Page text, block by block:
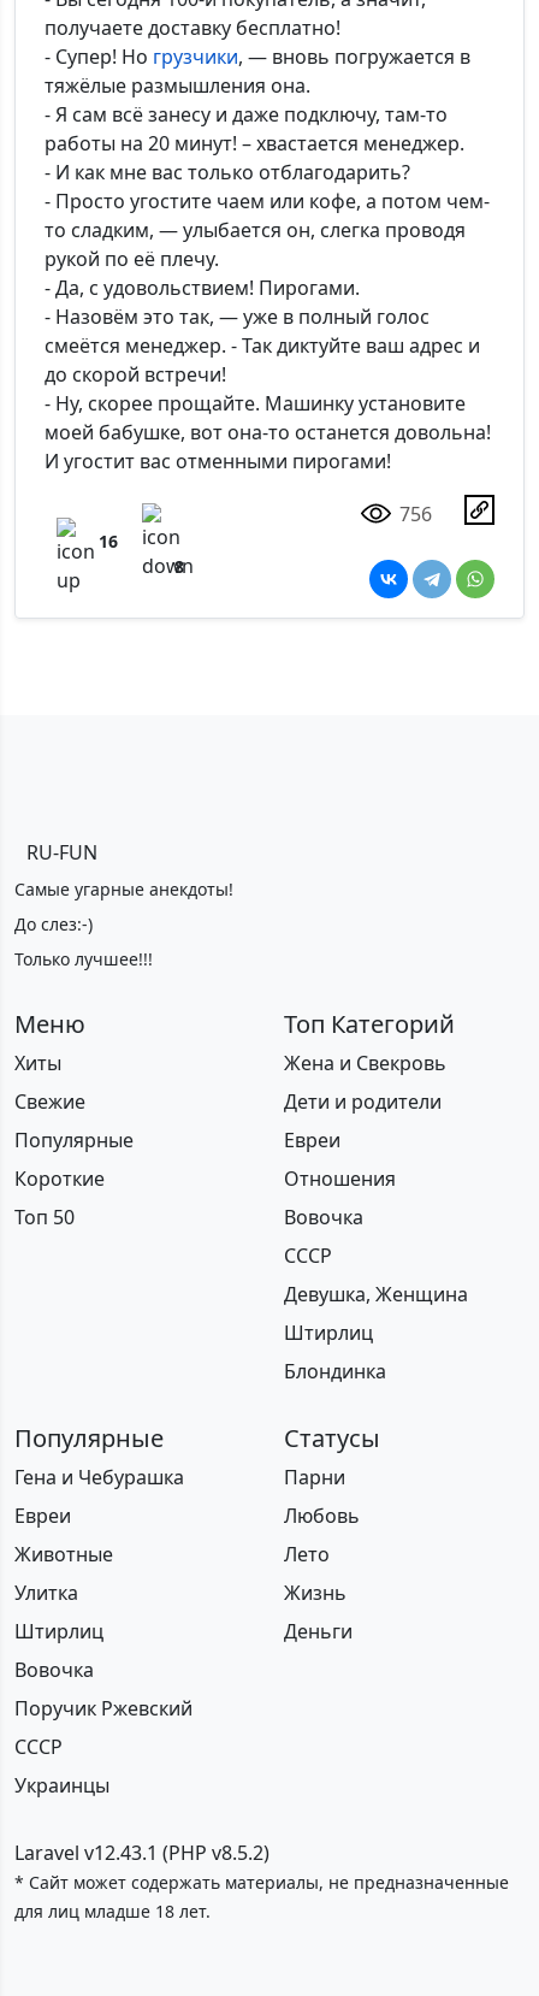
получаете доставку бесплатно!
- Супер! Но грузчики, — вновь погружается в
тяжёлые размышления она.
- Я сам всё занесу и даже подключу, там-то
работы на 20 минут! – хвастается менеджер.
- И как мне вас только отблагодарить?
- Просто угостите чаем или кофе, а потом чем-
то сладким, — улыбается он, слегка проводя
рукой по её плечу.
- Да, с удовольствием! Пирогами.
- Назовём это так, — уже в полный голос
смеётся менеджер. - Так диктуйте ваш адрес и
до скорой встречи!
- Ну, скорее прощайте. Машинку установите
моей бабушке, вот она-то останется довольна!
И угостит вас отменными пирогами!
16
8
756
RU-FUN
Самые угарные анекдоты!
До слез:-)
Только лучшее!!!
Меню
Хиты
Свежие
Популярные
Короткие
Топ 50
Топ Категорий
Жена и Свекровь
Дети и родители
Евреи
Отношения
Вовочка
СССР
Девушка, Женщина
Штирлиц
Блондинка
Популярные
Гена и Чебурашка
Евреи
Животные
Улитка
Штирлиц
Вовочка
Поручик Ржевский
СССР
Украинцы
Статусы
Парни
Любовь
Лето
Жизнь
Деньги
Laravel v12.43.1 (PHP v8.5.2)
* Сайт может содержать материалы, не предназначенные
для лиц младше 18 лет.